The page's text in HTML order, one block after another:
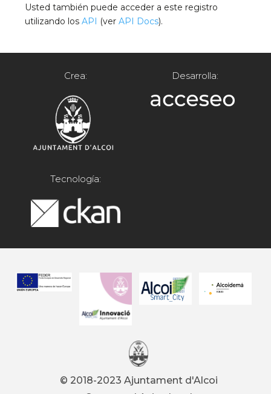
Usted también puede acceder a este registro
utilizando losAPI (verAPI Docs).
Crea: Desarrolla:
Tecnología:
© 2018-2023 Ajuntament d'Alcoi